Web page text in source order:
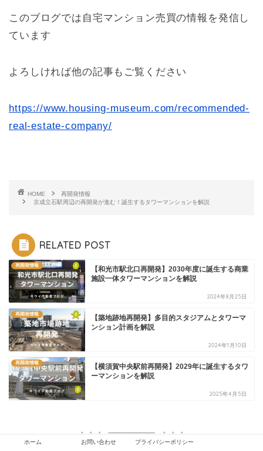
このブログでは自宅マンション売買の情報を発信し
ています
よろしければ他の記事もご覧ください
https://www.housing-museum.com/recommended-
real-estate-company/
HOME
再開発情報
京成立石駅周辺の再開発が進む！誕生するタワーマンションを解説
RELATED POST
再開発情報
【和光市駅北口再開発】2030年度に誕生する商業
施設一体タワーマンションを解説
2024年8月25日
再開発情報
【築地跡地再開発】多目的スタジアムとタワーマ
ンション計画を解説
2024年1月10日
再開発情報
【横須賀中央駅前再開発】2029年に誕生するタワ
ーマンションを解説
2025年4月5日
ホーム お問い合わせ プライバシーポリシー